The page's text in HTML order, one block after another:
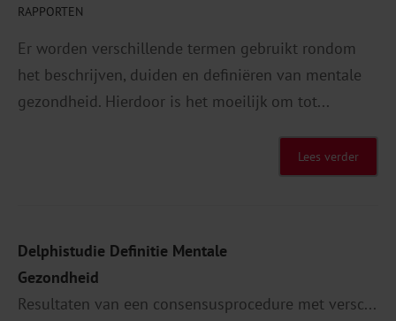
RAPPORTEN
Er worden verschillende termen gebruikt rondom
het beschrijven, duiden en definiëren van mentale
gezondheid. Hierdoor is het moeilijk om tot...
Lees verder
Delphistudie Definitie Mentale
Gezondheid
Resultaten van een consensusprocedure met versc...